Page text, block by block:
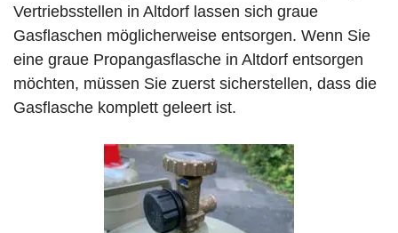
Vertriebsstellen in Altdorf lassen sich graue
Gasflaschen möglicherweise entsorgen. Wenn Sie
eine graue Propangasflasche in Altdorf entsorgen
möchten, müssen Sie zuerst sicherstellen, dass die
Gasflasche komplett geleert ist.